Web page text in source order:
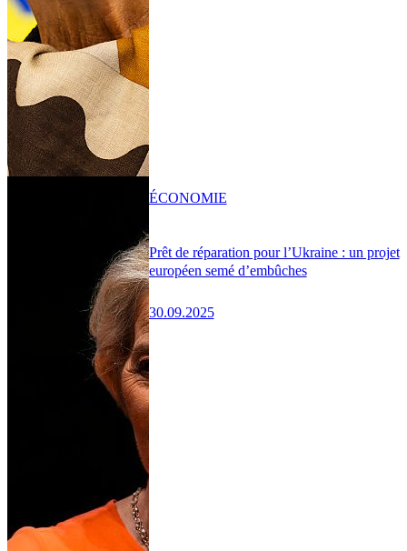
Prêt de réparation pour l’Ukraine : un projet
européen semé d’embûches
30.09.2025
ÉCONOMIE